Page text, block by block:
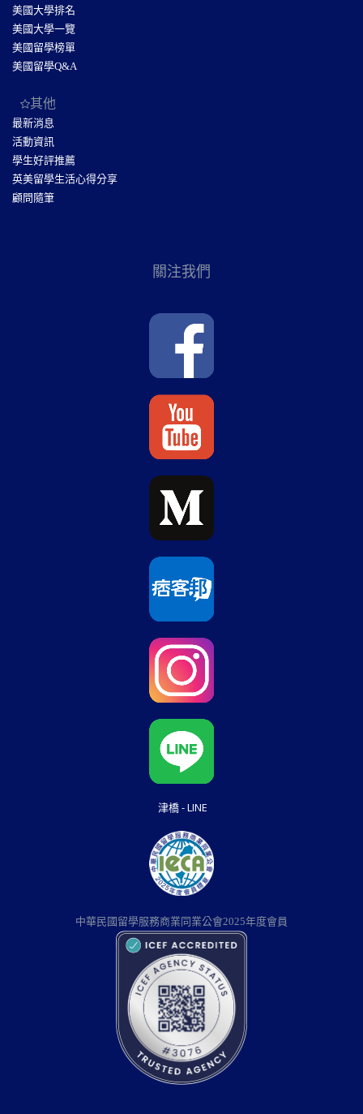
美國大學排名
美國大學一覽
美國留學榜單
美國留學Q&A
其他
最新消息
活動資訊
學生好評推薦
英美留學生活心得分享
顧問隨筆
關注我們
津橋 - LINE
中華民國留學服務商業同業公會2025年度會員